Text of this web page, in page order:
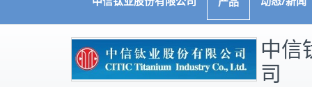
中信
司